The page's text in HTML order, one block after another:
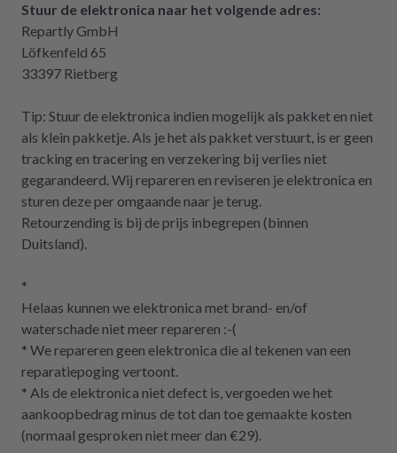
Stuur de elektronica naar het volgende adres:
Repartly GmbH
Löfkenfeld 65
33397 Rietberg
Tip: Stuur de elektronica indien mogelijk als pakket en niet
als klein pakketje. Als je het als pakket verstuurt, is er geen
tracking en tracering en verzekering bij verlies niet
gegarandeerd. Wij repareren en reviseren je elektronica en
sturen deze per omgaande naar je terug.
Retourzending is bij de prijs inbegrepen (binnen
Duitsland).
*
Helaas kunnen we elektronica met brand- en/of
waterschade niet meer repareren :-(
* We repareren geen elektronica die al tekenen van een
reparatiepoging vertoont.
* Als de elektronica niet defect is, vergoeden we het
aankoopbedrag minus de tot dan toe gemaakte kosten
(normaal gesproken niet meer dan €29).